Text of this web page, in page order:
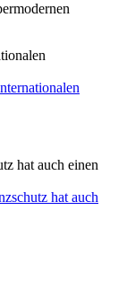
hat auch einen
hat auch